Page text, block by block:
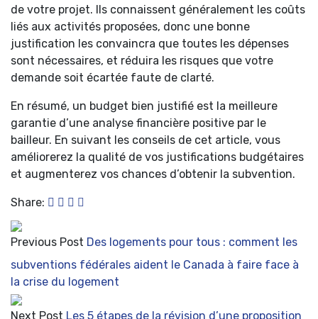
de votre projet. Ils connaissent généralement les coûts
liés aux activités proposées, donc une bonne
justification les convaincra que toutes les dépenses
sont nécessaires, et réduira les risques que votre
demande soit écartée faute de clarté.
En résumé, un budget bien justifié est la meilleure
garantie d’une analyse financière positive par le
bailleur. En suivant les conseils de cet article, vous
améliorerez la qualité de vos justifications budgétaires
et augmenterez vos chances d’obtenir la subvention.
Share:
Previous Post Des logements pour tous : comment les
subventions fédérales aident le Canada à faire face à
la crise du logement
Next Post Les 5 étapes de la révision d’une proposition